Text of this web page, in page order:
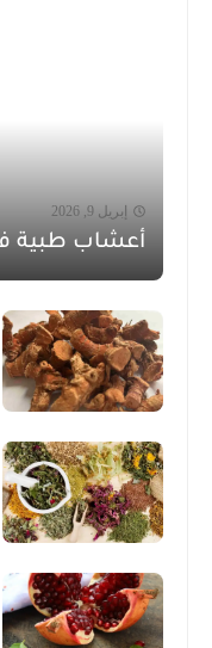
إبريل 9, 2026
أعشاب طبية